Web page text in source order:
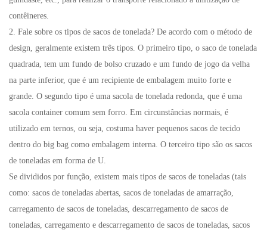
contêineres.
2. Fale sobre os tipos de sacos de tonelada? De acordo com o método de
design, geralmente existem três tipos. O primeiro tipo, o saco de tonelada
quadrada, tem um fundo de bolso cruzado e um fundo de jogo da velha
na parte inferior, que é um recipiente de embalagem muito forte e
grande. O segundo tipo é uma sacola de tonelada redonda, que é uma
sacola container comum sem forro. Em circunstâncias normais, é
utilizado em ternos, ou seja, costuma haver pequenos sacos de tecido
dentro do big bag como embalagem interna. O terceiro tipo são os sacos
de toneladas em forma de U.
Se divididos por função, existem mais tipos de sacos de toneladas (tais
como: sacos de toneladas abertas, sacos de toneladas de amarração,
carregamento de sacos de toneladas, descarregamento de sacos de
toneladas, carregamento e descarregamento de sacos de toneladas, sacos